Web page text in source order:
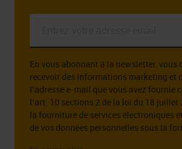
email
*
En vous abonnant à la newsletter, vous
recevoir des informations marketing et
l’adresse e-mail que vous avez fournie
l’art. 10 sections 2 de la loi du 18 juillet
la fourniture de services électroniques
de vos données personnelles sous la